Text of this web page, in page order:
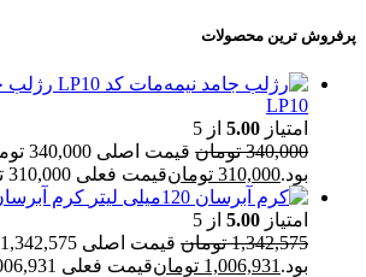
پرفروش ترین محصولات
رژلب
LP10
امتیاز 5.00 از 5
340,000 تومان
قیمت اصلی
بود.310,000 تومانقیمت فعلی 310,000 تومان است.
کرم آبرسان 120میلی
امتیاز 5.00 از 5
1,342,575 تومان
بود. 1,006,931 تومانقیمت فعلی 1,006,931 تومان است.